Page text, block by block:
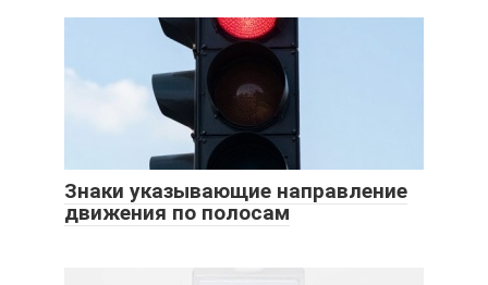
Знаки указывающие направление
движения по полосам